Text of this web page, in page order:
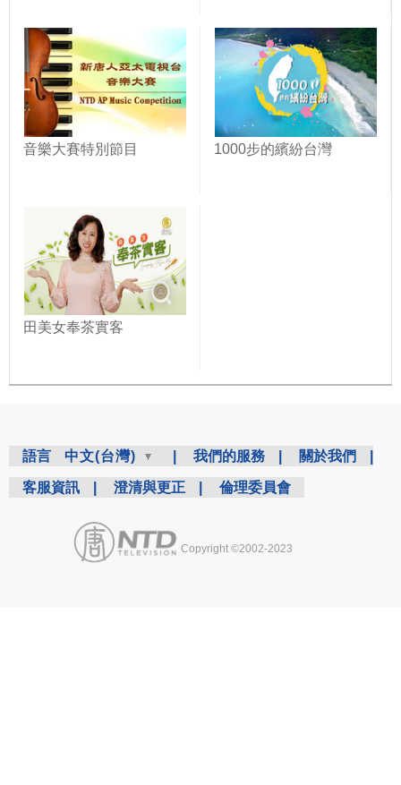
音樂大賽特別節目 1000步的繽紛台灣
田美女奉茶實客
語言 中文(台灣) 我們的服務 關於我們
客服資訊 澄清與更正 倫理委員會
Copyright ©2002-2023